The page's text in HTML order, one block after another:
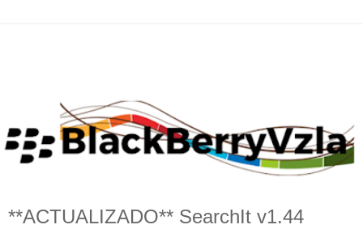
**ACTUALIZADO** SearchIt v1.44